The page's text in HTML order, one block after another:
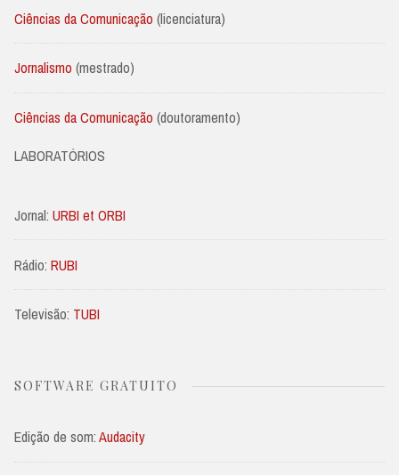
Ciências da Comunicação (licenciatura)
Jornalismo (mestrado)
Ciências da Comunicação (doutoramento)
LABORATÓRIOS
Jornal: URBI et ORBI
Rádio: RUBI
Televisão: TUBI
SOFTWARE GRATUITO
Edição de som:Audacity